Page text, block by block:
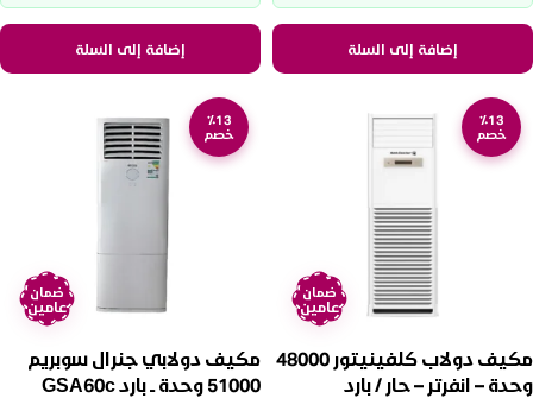
إضافة إلى السلة إضافة إلى السلة
٪13
خصم
ضمان
عامين
مكيف دولاب كلفينيتور 48000
وحدة – انفرتر – حار / بارد
٪13
خصم
ضمان
عامين
مكيف دولابي جنرال سوبريم
51000 وحدة ــ بارد GSA60c